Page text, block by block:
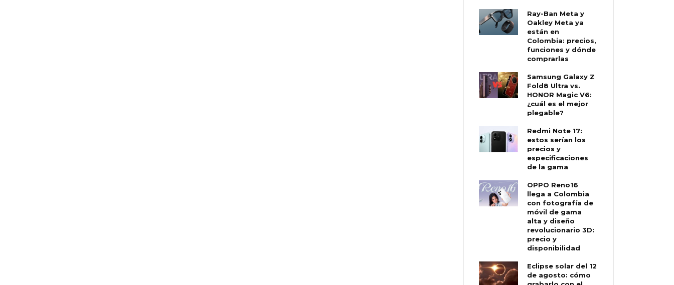
Ray-Ban Meta y
Oakley Meta ya
están en
Colombia: precios,
funciones y dónde
comprarlas
Samsung Galaxy Z
Fold8 Ultra vs.
HONOR Magic V6:
¿cuál es el mejor
plegable?
Redmi Note 17:
estos serían los
precios y
especificaciones
de la gama
OPPO Reno16
llega a Colombia
con fotografía de
móvil de gama
alta y diseño
revolucionario 3D:
precio y
disponibilidad
Eclipse solar del 12
de agosto: cómo